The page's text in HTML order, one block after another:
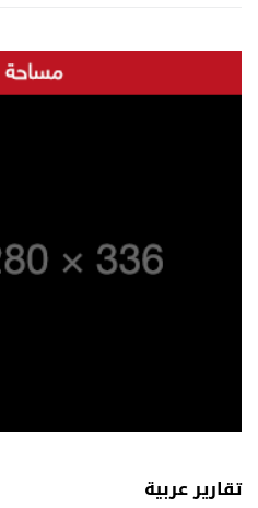
تقارير عربية